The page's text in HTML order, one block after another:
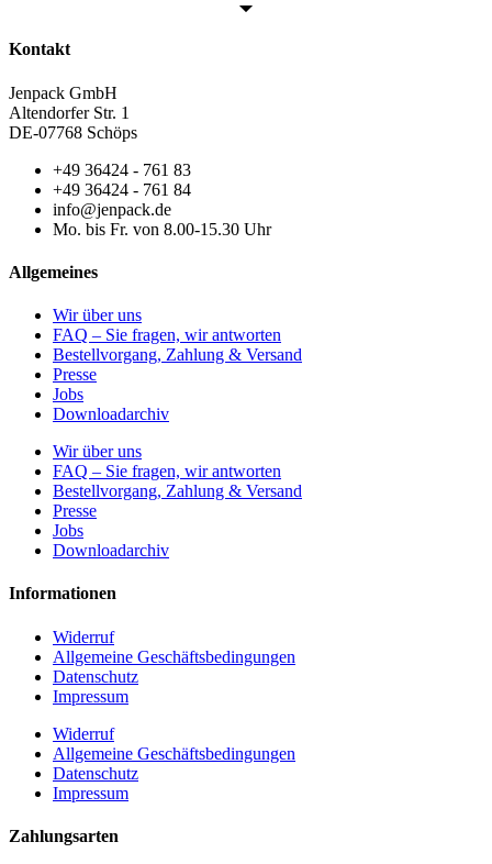
Kontakt
Jenpack GmbH
Altendorfer Str. 1
DE-07768 Schöps
+49 36424 - 761 83
+49 36424 - 761 84
info@jenpack.de
Mo. bis Fr. von 8.00-15.30 Uhr
Allgemeines
Wir über uns
FAQ – Sie fragen, wir antworten
Bestellvorgang, Zahlung & Versand
Presse
Jobs
Downloadarchiv
Wir über uns
FAQ – Sie fragen, wir antworten
Bestellvorgang, Zahlung & Versand
Presse
Jobs
Downloadarchiv
Informationen
Widerruf
Allgemeine Geschäftsbedingungen
Datenschutz
Impressum
Widerruf
Allgemeine Geschäftsbedingungen
Datenschutz
Impressum
Zahlungsarten